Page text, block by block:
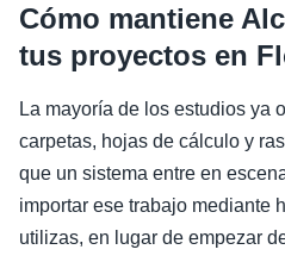
Cómo mantiene
tus proyectos en
La mayoría de los estudios ya
carpetas, hojas de cálculo y
que un sistema entre en
importar ese trabajo mediante
utilizas, en lugar de empezar